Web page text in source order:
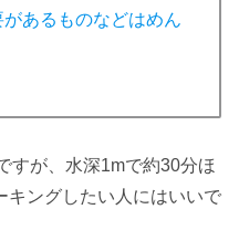
あるものなどはめん
すが、水深1mで約30分ほ
キングしたい人にはいいで